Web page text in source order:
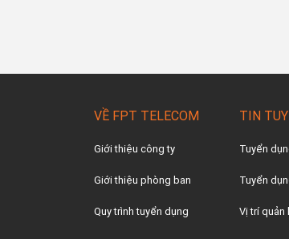
VỀ FPT TELECOM
Giới thiệu công ty
Giới thiệu phòng ban
Quy trình tuyển dụng
TIN
Tuyển
Tuyển
Vị trí quản